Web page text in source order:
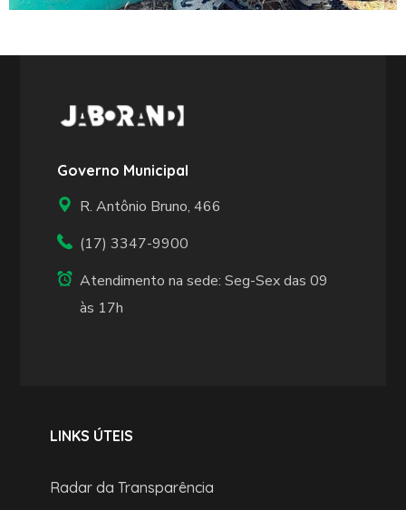
Governo Municipal
R. Antônio Bruno, 466
(17) 3347-9900
Atendimento na sede: Seg-Sex das 09
às 17h
LINKS ÚTEIS
Radar da Transparência